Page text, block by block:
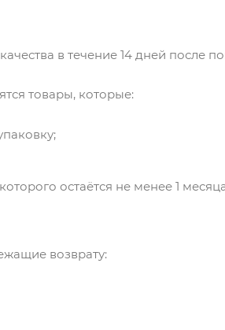
в течение 14 дней после
товары, которые:
остаётся не менее 1
возврату: